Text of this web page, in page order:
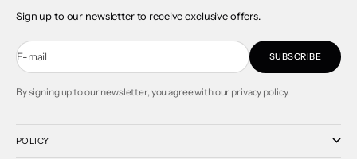
Sign up to our newsletter to receive exclusive offers.
E-mail SUBSCRIBE
By signing up to our newsletter, you agree with our privacy policy.
POLICY